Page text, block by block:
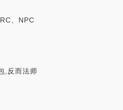
、NPC
,反而法师